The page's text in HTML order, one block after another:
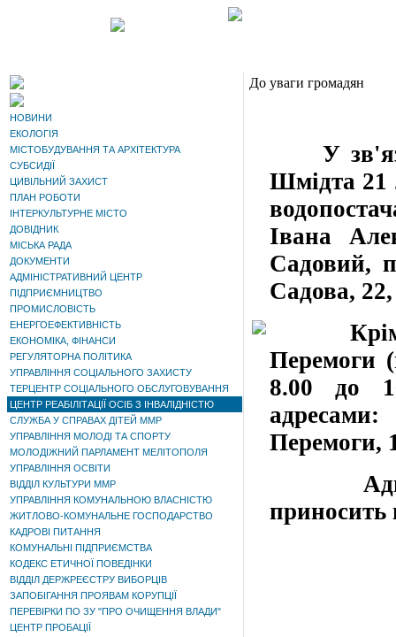
НОВИНИ
ЕКОЛОГІЯ
МІСТОБУДУВАННЯ ТА АРХІТЕКТУРА
СУБСИДІЇ
ЦИВІЛЬНИЙ ЗАХИСТ
ПЛАН РОБОТИ
ІНТЕРКУЛЬТУРНЕ МІСТО
ДОВІДНИК
МІСЬКА РАДА
ДОКУМЕНТИ
АДМІНІСТРАТИВНИЙ ЦЕНТР
ПІДПРИЄМНИЦТВО
ПРОМИСЛОВІСТЬ
ЕНЕРГОЕФЕКТИВНІСТЬ
ЕКОНОМІКА, ФІНАНСИ
РЕГУЛЯТОРНА ПОЛІТИКА
УПРАВЛІННЯ СОЦІАЛЬНОГО ЗАХИСТУ
ТЕРЦЕНТР СОЦІАЛЬНОГО ОБСЛУГОВУВАННЯ
ЦЕНТР РЕАБІЛІТАЦІЇ ОСІБ З ІНВАЛІДНІСТЮ
СЛУЖБА У СПРАВАХ ДІТЕЙ ММР
УПРАВЛІННЯ МОЛОДІ ТА СПОРТУ
МОЛОДІЖНИЙ ПАРЛАМЕНТ МЕЛІТОПОЛЯ
УПРАВЛІННЯ ОСВІТИ
ВІДДІЛ КУЛЬТУРИ ММР
УПРАВЛІННЯ КОМУНАЛЬНОЮ ВЛАСНІСТЮ
ЖИТЛОВО-КОМУНАЛЬНЕ ГОСПОДАРСТВО
КАДРОВІ ПИТАННЯ
КОМУНАЛЬНІ ПІДПРИЄМСТВА
КОДЕКС ЕТИЧНОЇ ПОВЕДІНКИ
ВІДДІЛ ДЕРЖРЕЄСТРУ ВИБОРЦІВ
ЗАПОБІГАННЯ ПРОЯВАМ КОРУПЦІЇ
ПЕРЕВІРКИ ПО ЗУ "ПРО ОЧИЩЕННЯ ВЛАДИ"
ЦЕНТР ПРОБАЦІЇ
До уваги громадян
У
Шмідта 21
Івана
Садовий,
Садова,
Крім
Перемоги
8.00 до
Перемоги,
приносить